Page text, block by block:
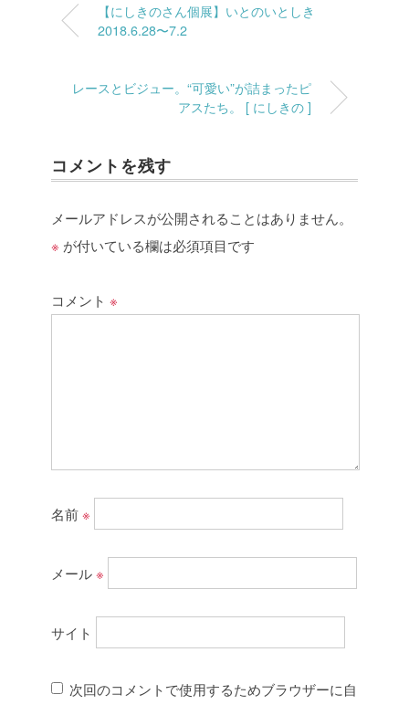
【にしきのさん個展】いとのいとしき
2018.6.28〜7.2
レースとビジュー。“可愛い”が詰まったピ
アスたち。 [ にしきの ]
コメントを残す
メールアドレスが公開されることはありません。
※ が付いている欄は必須項目です
コメント ※
名前※
メール※
サイト
次回のコメントで使用するためブラウザーに自